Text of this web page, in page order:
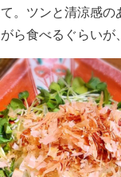
。ツンと清涼感の
ら食べるぐらいが